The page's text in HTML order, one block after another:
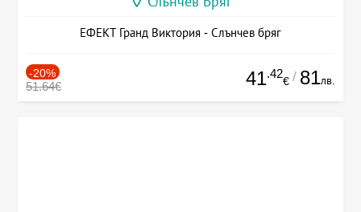
ЕФЕКТ Гранд Виктория - Слънчев бряг
-20%
51.64€ 41.42
€ / 81лв.